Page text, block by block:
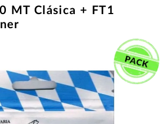
MT Clásica + FT1